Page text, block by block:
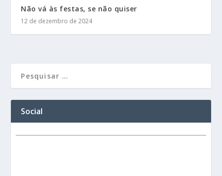
Não vá às festas, se não quiser
12 de dezembro de 2024
Social